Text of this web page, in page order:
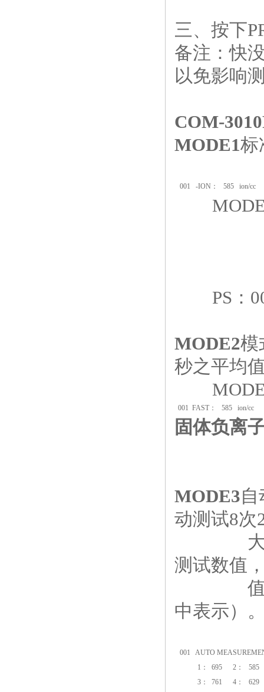
三、按下
备注：快
以免影响
COM-
MODE1标
001 -ION ： 585 ion/cc
PS ：
MODE2模
秒之平均
001 FAST ： 585 ion/cc
固体负离
MODE3
动测试8次
大值、
测试数值
值（大
中表示）
001 AUTO
1 ： 695 2 ：
585
3 ： 761 4 ： 629